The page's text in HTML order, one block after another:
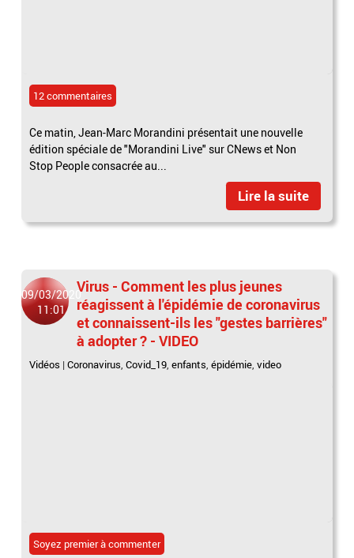
12 commentaires
Ce matin, Jean-Marc Morandini présentait une nouvelle
édition spéciale de "Morandini Live" sur CNews et Non
Stop People consacrée au...
Lire la suite
09/03/2020
11:01
Virus - Comment les plus jeunes
réagissent à l'épidémie de coronavirus
et connaissent-ils les "gestes barrières"
à adopter ? - VIDEO
Vidéos |Coronavirus,Covid_19,enfants,épidémie,video
Soyez premier à commenter